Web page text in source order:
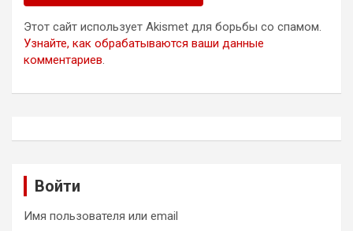
Этот сайт использует Akismet для борьбы со спамом.
Узнайте, как обрабатываются ваши данные
комментариев.
Войти
Имя пользователя или email